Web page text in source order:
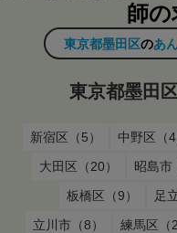
師の
東京都墨田区のあ
東京都墨田
新宿区（5） 中野区（4
大田区（20）
昭島市
板橋区（9）
足
立川市（8）
練馬区（